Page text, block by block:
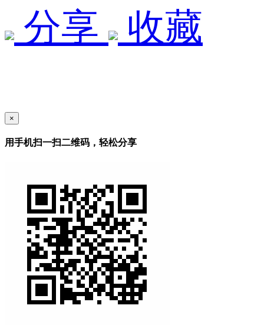
分享 收藏
×
用手机扫一扫二维码，轻松分享